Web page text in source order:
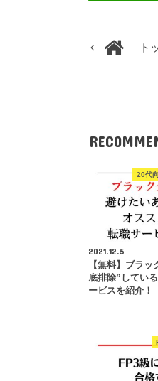
ト
20代
2021.12.5
【無料】ブラッ
底排除”してい
ービスを紹介！